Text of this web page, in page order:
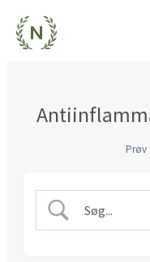
indholdet
Prøv